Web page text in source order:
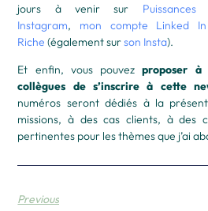
jours à venir sur
Instagram, mon compte Linked In
Riche (également surson Insta).
Et enfin, vous pouvezproposer à
collègues de s’inscrire à cette
numéros seront dédiés à la
missions, à des cas clients, à des
pertinentes pour les thèmes que j’ai
Previous